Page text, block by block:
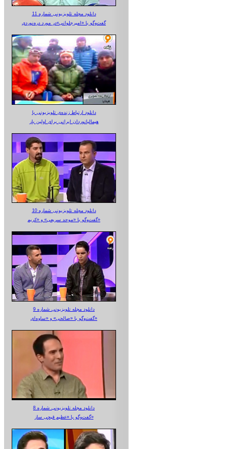
دانلود مجله تلویزیونی شماره 11
گفت‌وگو با «امیرجلوانی»در مورد دره‌نوردی
دانلود ارتباط زنده‌ی تلویزیونی‌ با
هیمالیانوردان ایرانی برای اولین بار
دانلود مجله تلویزیونی شماره 10
گفت‌وگو با «موحد سریعی» و «کریم»
دانلود مجله تلویزیونی شماره 9
گفت‌وگو با «صالحی» و «ساوه‌ای»
دانلود مجله تلویزیونی شماره 8
گفت‌وگو با «عظیم قیچی ساز»